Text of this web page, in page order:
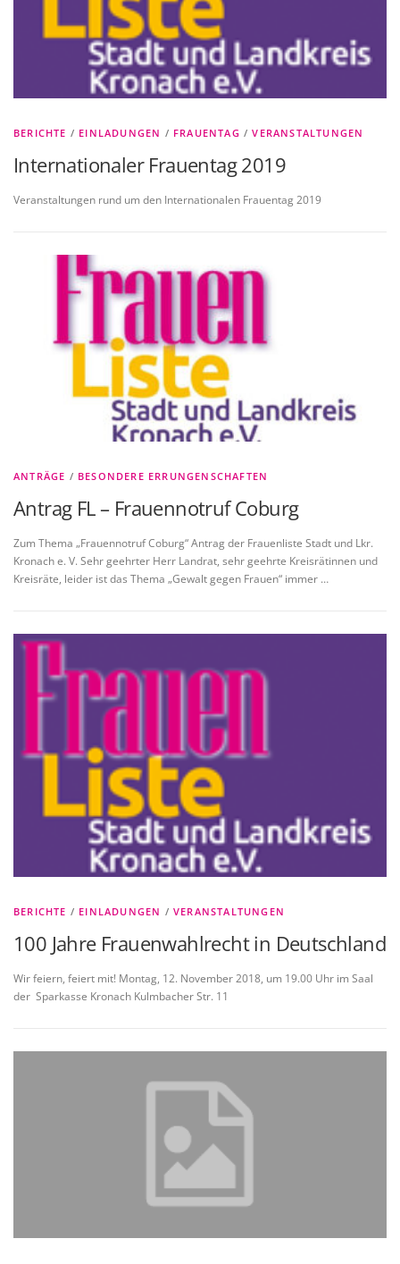
BERICHTE / EINLADUNGEN / FRAUENTAG /VERANSTALTUNGEN
Internationaler Frauentag 2019
Veranstaltungen rund um den Internationalen Frauentag 2019
ANTRÄGE / BESONDERE ERRUNGENSCHAFTEN
Antrag FL – Frauennotruf Coburg
Zum Thema „Frauennotruf Coburg“ Antrag der Frauenliste Stadt und Lkr.
Kronach e. V. Sehr geehrter Herr Landrat, sehr geehrte Kreisrätinnen und
Kreisräte, leider ist das Thema „Gewalt gegen Frauen“ immer …
BERICHTE / EINLADUNGEN /VERANSTALTUNGEN
100 Jahre Frauenwahlrecht in Deutschland
Wir feiern, feiert mit! Montag, 12. November 2018, um 19.00 Uhr im Saal
der Sparkasse Kronach Kulmbacher Str. 11